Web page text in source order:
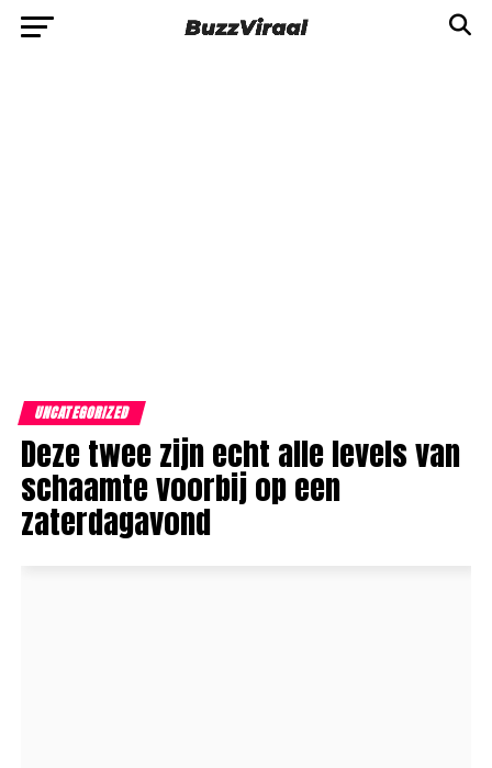
UNCATEGORIZED
Deze twee zijn echt alle levels van
schaamte voorbij op een
zaterdagavond